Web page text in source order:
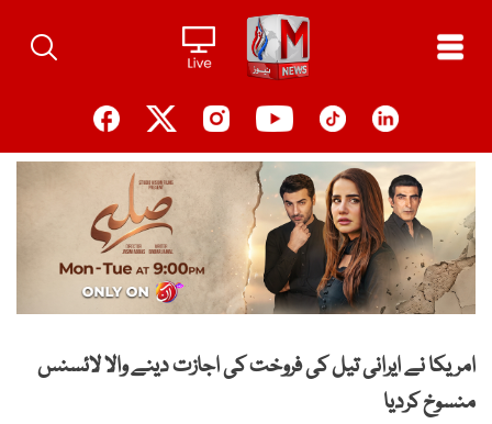
content
امریکا نے ایرانی تیل کی فروخت کی اجازت دینے والا لائسنس
منسوخ کردیا